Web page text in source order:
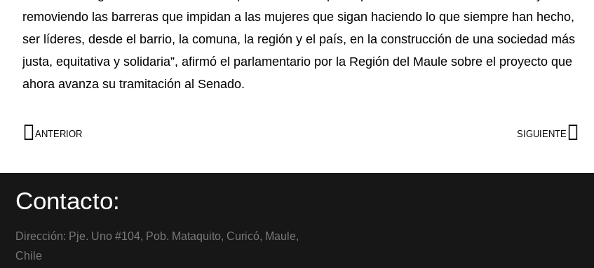
removiendo las barreras que impidan a las mujeres que sigan haciendo lo que siempre han hecho,
ser líderes, desde el barrio, la comuna, la región y el país, en la construcción de una sociedad más
justa, equitativa y solidaria”, afirmó el parlamentario por la Región del Maule sobre el proyecto que
ahora avanza su tramitación al Senado.
ANTERIOR SIGUIENTE
Contacto:
Dirección: Pje. Uno #104, Pob. Mataquito, Curicó, Maule,
Chile